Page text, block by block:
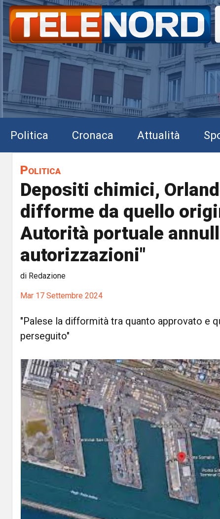
Politica Cronaca Attualità
Politica
Depositi chimici,
difforme da quello
Autorità portuale
autorizzazioni"
di Redazione
Mar 17 Settembre 2024
"Palese la difformità tra quanto approvato e
perseguito"